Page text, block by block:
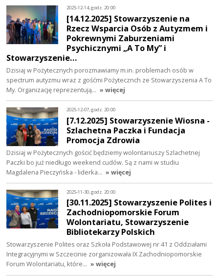
2025-12-14, godz. 20:00
[14.12.2025] Stowarzyszenie na
Rzecz Wsparcia Osób z Autyzmem i
Pokrewnymi Zaburzeniami
Psychicznymi „A To My” i
Stowarzyszenie…
Dzisiaj w Pożytecznych porozmawiamy m.in. problemach osób w
spectrum autyzmu wraz z gośćmi Pożytecznch ze Stowarzyszenia A To
My. Organizację reprezentują… » więcej
2025-12-07, godz. 20:00
[7.12.2025] Stowarzyszenie Wiosna -
Szlachetna Paczka i Fundacja
Promocja Zdrowia
Dzisiaj w Pożytecznych gościć będziemy wolontariuszy Szlachetnej
Paczki bo już niedługo weekend cudów. Są z nami w studiu
Magdalena Pieczyńska - liderka… » więcej
2025-11-30, godz. 20:00
[30.11.2025] Stowarzyszenie Polites i
Zachodniopomorskie Forum
Wolontariatu, Stowarzyszenie
Bibliotekarzy Polskich
Stowarzyszenie Polites oraz Szkoła Podstawowej nr 41 z Oddziałami
Integracyjnymi w Szczecinie zorganizowała IX Zachodniopomorskie
Forum Wolontariatu, które… » więcej